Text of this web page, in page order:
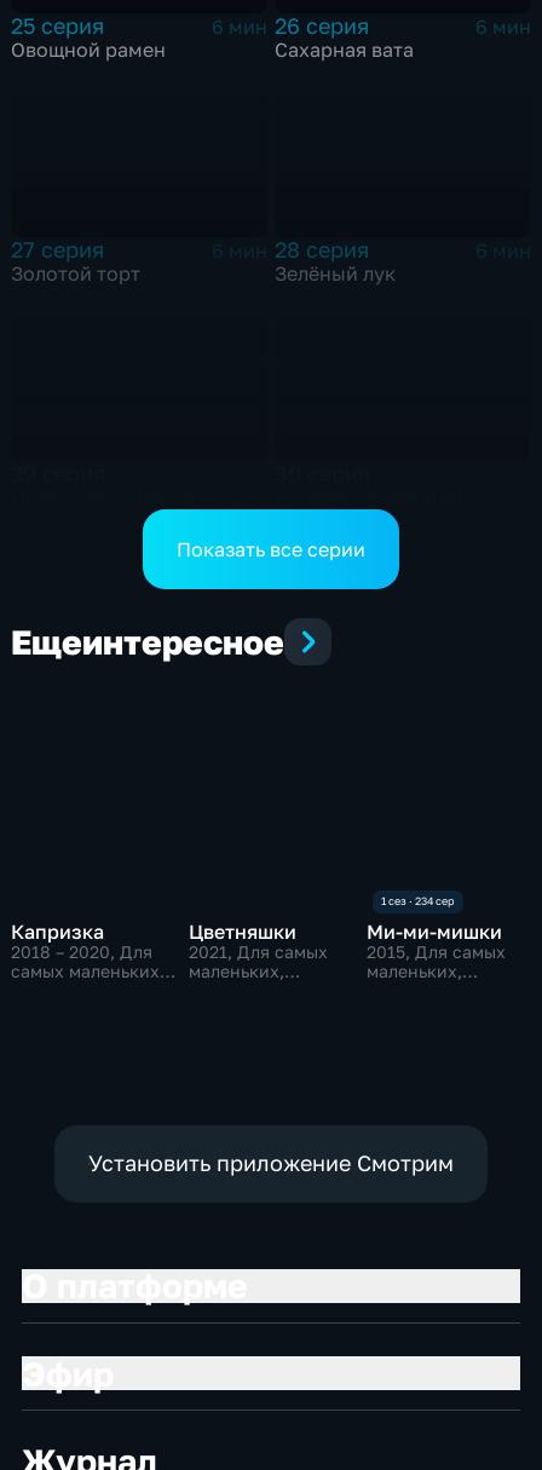
25 серия
6 мин
Овощной рамен
26 серия
6 мин
Сахарная вата
27 серия
6 мин
Золотой торт
28 серия
6 мин
Зелёный лук
Показать все серии
Ещеинтересное
Капризка
2018 – 2020, Для
самых маленьких,
Цветняшки
2021, Для самых
маленьких,
Ми-ми-мишки
2015, Для самых
маленьких,
Установить приложение Смотрим
Журнал